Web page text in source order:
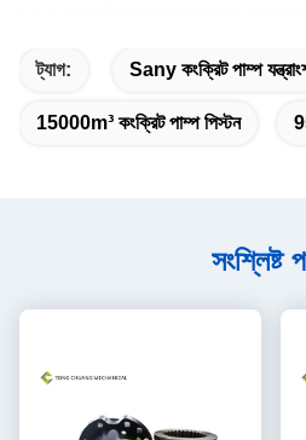
ট্যাগ: Sany কংক্রিট পাম্প
15000m³ কংক্রিট পাম্প পিস্টন
সংশ্লিষ্ট